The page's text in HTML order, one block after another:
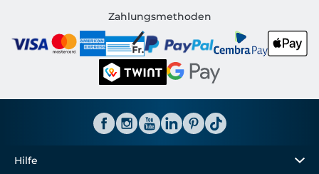
Shirtinator CH
Zahlungsmethoden
Hilfe